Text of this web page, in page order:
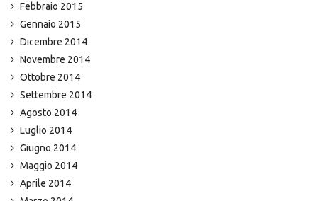
Febbraio 2015
Gennaio 2015
Dicembre 2014
Novembre 2014
Ottobre 2014
Settembre 2014
Agosto 2014
Luglio 2014
Giugno 2014
Maggio 2014
Aprile 2014